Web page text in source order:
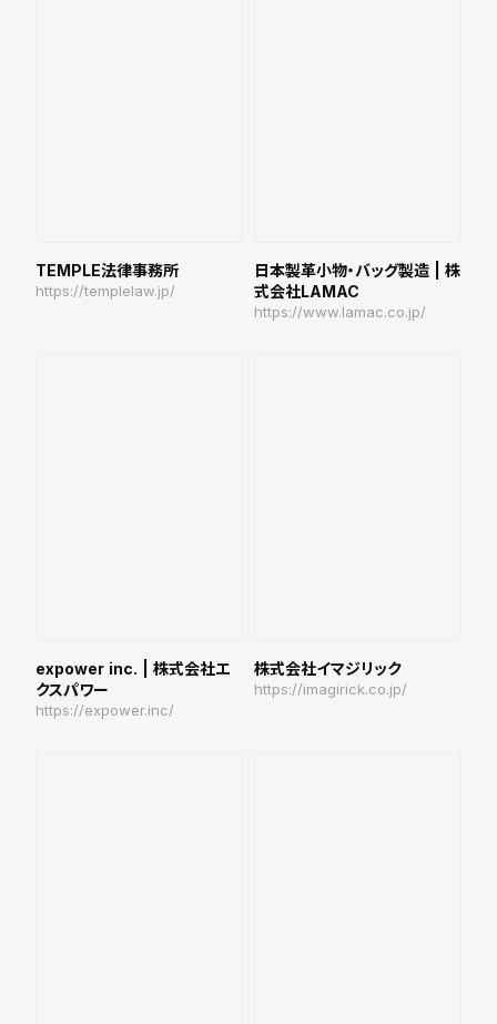
TEMPLE法律事務所
https://templelaw.jp/
日本製革小物・バッグ製造 | 株
式会社LAMAC
https://www.lamac.co.jp/
expower inc. | 株式会社エ
クスパワー
https://expower.inc/
株式会社イマジリック
https://imagirick.co.jp/